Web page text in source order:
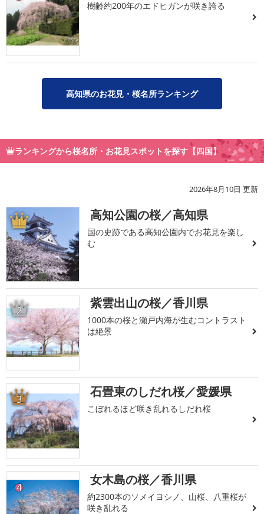
樹齢約200年のエドヒガンが咲き誇る
高知県のお花見・桜名所ランキング
ランキングから桜名所・お花見スポットを探す【四国】
2026年8月10日 更新
1 高知公園の桜／高知県
国の史跡である高知公園内でお花見を楽し
む
2 紫雲出山の桜／香川県
1000本の桜と瀬戸内海が生むコントラスト
は絶景
3 石畳東のしだれ桜／愛媛県
こぼれるほど咲き乱れるしだれ桜
4 女木島の桜／香川県
約2300本のソメイヨシノ、山桜、八重桜が
咲き乱れる